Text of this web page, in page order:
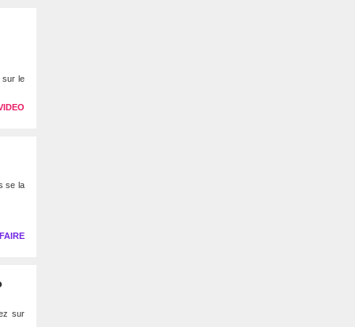
sur le
se la
sur